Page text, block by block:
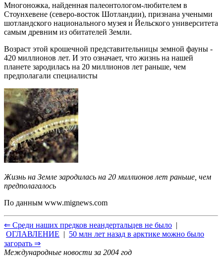
Многоножка, найденная палеонтологом-любителем в
Стоунхевене (северо-восток Шотландии), признана учеными
шотландского национального музея и Йельского университета
самым древним из обитателей Земли.
Возраст этой крошечной представительницы земной фауны -
420 миллионов лет. И это означает, что жизнь на нашей
планете зародилась на 20 миллионов лет раньше, чем
предполагали специалисты
Жизнь на Земле зародилась на 20 миллионов лет раньше, чем
предполагалось
По данным www.mignews.com
⇐ Среди наших предков неандертальцев не было |
ОГЛАВЛЕНИЕ | 50 млн лет назад в арктике можно было
загорать ⇒
Международные новости за 2004 год